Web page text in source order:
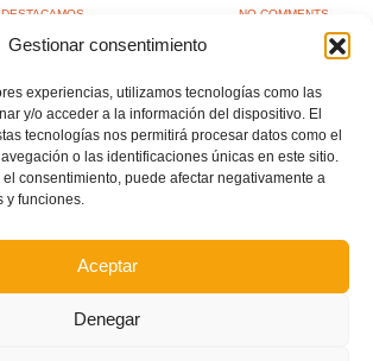
Gestionar consentimiento
experiencias, utilizamos tecnologías como las
y/o acceder a la información del dispositivo. El
tecnologías nos permitirá procesar datos como el
o las identificaciones únicas en este sitio.
consentimiento, puede afectar negativamente a
y funciones.
Aceptar
Denegar
DESTACAMOS NO COMMENTS
de cumplimiento de la
2014 POR